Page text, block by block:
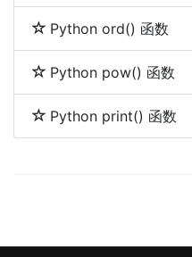
Python ord() 函数
Python pow() 函数
Python print() 函数